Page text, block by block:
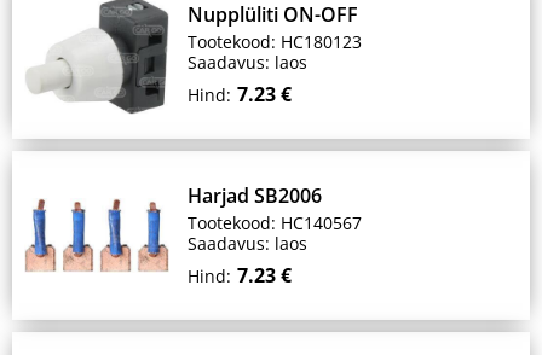
Nupplüliti ON-OFF
Tootekood: HC180123
Saadavus: laos
Hind: 7.23 €
Harjad SB2006
Tootekood: HC140567
Saadavus: laos
Hind: 7.23 €